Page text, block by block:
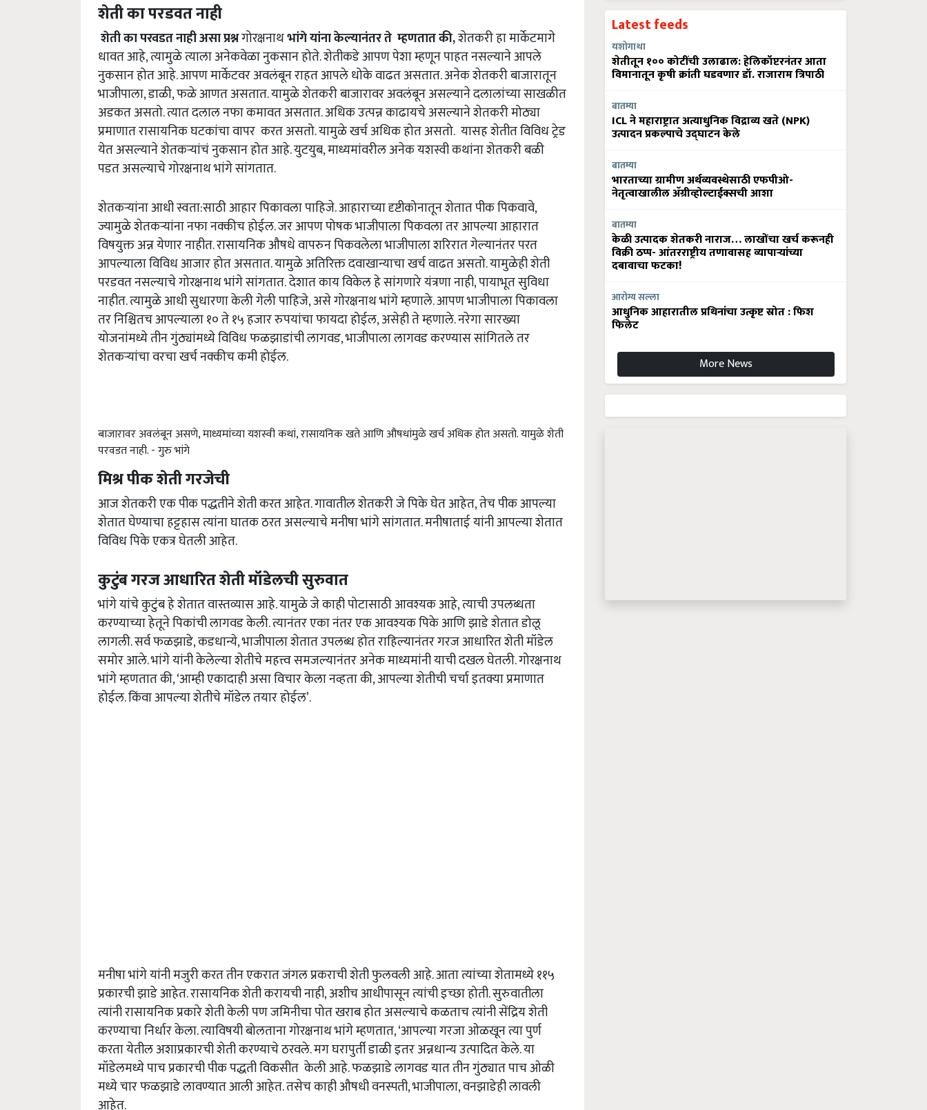
शेती का परडवत नाही
शेती का परवडत नाही असा प्रश्नगोरक्षनाथभांगे यांना केल्यानंतर ते म्हणतात की,शेतकरी हा मार्केटमागे
धावत आहे,त्यामुळे त्याला अनेकवेळा नुकसान होते. शेतीकडे आपण पेशा म्हणून पाहत नसल्याने आपले
नुकसान होत आहे. आपण मार्केटवर अवलंबून राहत आपले धोके वाढत असतात. अनेक शेतकरी बाजारातून
भाजीपाला,डाळी,फळे आणत असतात. यामुळे शेतकरी बाजारावर अवलंबून असल्याने दलालांच्या साखळीत
अडकत असतो. त्यात दलाल नफा कमावत असतात. अधिक उत्पन्न काढायचे असल्याने शेतकरी मोठ्या
प्रमाणात रासायनिक घटकांचा वापर करत असतो. यामुळे खर्च अधिक होत असतो. यासह शेतीत विविध ट्रेड
येत असल्याने शेतकऱ्यांचं नुकसान होत आहे. युटयुब,माध्यमांवरील अनेक यशस्वी कथांना शेतकरी बळी
पडत असल्याचे गोरक्षनाथ भांगे सांगतात.
शेतकऱ्यांना आधी स्वता:साठी आहार पिकावला पाहिजे. आहाराच्या दृष्टीकोनातून शेतात पीक पिकवावे,
ज्यामुळे शेतकऱ्यांना नफा नक्कीच होईल.जर आपण पोषक भाजीपाला पिकवला तर आपल्या आहारात
विषयुक्त अन्न येणार नाहीत. रासायनिक औषधे वापरुन पिकवलेला भाजीपाला शरिरात गेल्यानंतर परत
आपल्याला विविध आजार होत असतात. यामुळे अतिरिक्त दवाखान्याचा खर्च वाढत असतो. यामुळेही शेती
परडवत नसल्याचे गोरक्षनाथ भांगे सांगतात. देशात काय विकेल हे सांगणारे यंत्रणा नाही, पायाभूत सुविधा
नाहीत. त्यामुळे आधी सुधारणा केली गेली पाहिजे,असे गोरक्षनाथ भांगे म्हणाले. आपण भाजीपाला पिकावला
तर निश्चितच आपल्याला १० ते १५ हजार रुपयांचा फायदा होईल,असेही ते म्हणाले. नरेगा सारख्या
योजनांमध्ये तीन गुंठ्यांमध्ये विविध फळझाडांची लागवड,भाजीपाला लागवड करण्यास सांगितले तर
शेतकऱ्यांचा वरचा खर्च नक्कीच कमी होईल.
बाजारावर अवलंबून असणे, माध्यमांच्या यशस्वी कथां, रासायनिक खते आणि औषधांमुळे खर्च अधिक होत असतो. यामुळे शेती
परवडत नाही. - गुरु भांगे
मिश्र पीक शेती गरजेची
आज शेतकरी एक पीक पद्धतीने शेती करत आहेत. गावातील शेतकरी जे पिके घेत आहेत, तेच पीक आपल्या
शेतात घेण्याचा हट्टहास त्यांना घातक ठरत असल्याचे मनीषा भांगे सांगतात. मनीषाताई यांनी आपल्या शेतात
विविध पिके एकत्र घेतली आहेत.
कुटुंब गरज आधारित शेती मॉडेलची सुरुवात
भांगे यांचे कुटुंब हे शेतात वास्तव्यास आहे. यामुळे जे काही पोटासाठी आवश्यक आहे, त्याची उपलब्धता
करण्याच्या हेतूने पिकांची लागवड केली. त्यानंतर एका नंतर एक आवश्यक पिके आणि झाडे शेतात डोलू
लागली. सर्व फळझाडे, कडधान्ये, भाजीपाला शेतात उपलब्ध होत राहिल्यानंतर गरज आधारित शेती मॉडेल
समोर आले. भांगे यांनी केलेल्या शेतीचे महत्त्व समजल्यानंतर अनेक माध्यमांनी याची दखल घेतली. गोरक्षनाथ
भांगे म्हणतात की, ‘आम्ही एकादाही असा विचार केला नव्हता की, आपल्या शेतीची चर्चा इतक्या प्रमाणात
होईल. किंवा आपल्या शेतीचे मॉडेल तयार होईल’.
मनीषा भांगे यांनी मजुरी करत तीन एकरात जंगल प्रकराची शेती फुलवली आहे. आता त्यांच्या शेतामध्ये ११५
प्रकारची झाडे आहेत. रासायनिक शेती करायची नाही, अशीच आधीपासून त्यांची इच्छा होती. सुरुवातीला
त्यांनी रासायनिक प्रकारे शेती केली पण जमिनीचा पोत खराब होत असल्याचे कळताच त्यांनी सेंद्रिय शेती
करण्याचा निर्धार केला. त्याविषयी बोलताना गोरक्षनाथ भांगे म्हणतात, ‘आपल्या गरजा ओळखून त्या पुर्ण
करता येतील अशाप्रकारची शेती करण्याचे ठरवले. मग घरापुर्ती डाळी इतर अन्नधान्य उत्पादित केले. या
मॉडेलमध्ये पाच प्रकारची पीक पद्धती विकसीत केली आहे. फळझाडे लागवड यात तीन गुंठ्यात पाच ओळी
मध्ये चार फळझाडे लावण्यात आली आहेत. तसेच काही औषधी वनस्पती, भाजीपाला, वनझाडेही लावली
आहेत.
Latest feeds
यशोगाथा
शेतीतून १०० कोटींची उलाढाल: हेलिकॉप्टरनंतर आता
विमानातून कृषी क्रांती घडवणार डॉ. राजाराम त्रिपाठी
बातम्या
ICL ने महाराष्ट्रात अत्याधुनिक विद्राव्य खते (NPK)
उत्पादन प्रकल्पाचे उद्घाटन केले
बातम्या
भारताच्या ग्रामीण अर्थव्यवस्थेसाठी एफपीओ-
नेतृत्वाखालील अ‍ॅग्रीव्होल्टाईक्सची आशा
बातम्या
केळी उत्पादक शेतकरी नाराज… लाखोंचा खर्च करूनही
विक्री ठप्प- आंतरराष्ट्रीय तणावासह व्यापाऱ्यांच्या
दबावाचा फटका!
आरोग्य सल्ला
आधुनिक आहारातील प्रथिनांचा उत्कृष्ट स्रोत : फिश
फिलेट
More News